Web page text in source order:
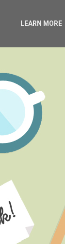
LEARN MORE